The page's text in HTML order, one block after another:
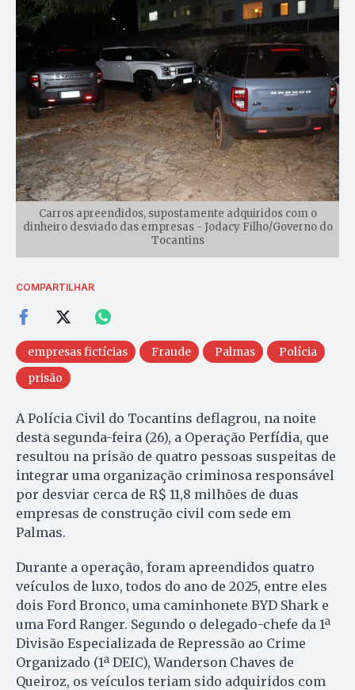
Carros apreendidos, supostamente adquiridos com o
dinheiro desviado das empresas - Jodacy Filho/Governo do
Tocantins
COMPARTILHAR
empresas fictícias Fraude Palmas
Polícia
prisão
A Polícia Civil do Tocantins deflagrou, na noite
desta segunda-feira (26), a Operação Perfídia, que
resultou na prisão de quatro pessoas suspeitas de
integrar uma organização criminosa responsável
por desviar cerca de R$ 11,8 milhões de duas
empresas de construção civil com sede em
Palmas.
Durante a operação, foram apreendidos quatro
veículos de luxo, todos do ano de 2025, entre eles
dois Ford Bronco, uma caminhonete BYD Shark e
uma Ford Ranger. Segundo o delegado-chefe da 1ª
Divisão Especializada de Repressão ao Crime
Organizado (1ª DEIC), Wanderson Chaves de
Queiroz, os veículos teriam sido adquiridos com